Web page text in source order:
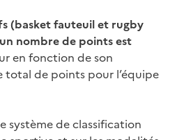
(basket fauteuil et rugby
nombre de points est
en fonction de son
de points pour l’équipe
système de classification